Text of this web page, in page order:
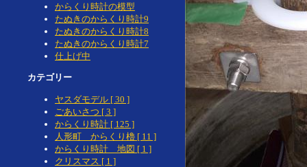
からくり時計の模型
たぬきのからくり時計9
たぬきのからくり時計8
たぬきのからくり時計7
仕上げ中
カテゴリー
ヤスダモデル [ 30 ]
ごあいさつ [ 3 ]
からくり時計 [ 125 ]
人形町 からくり櫓 [ 11 ]
からくり時計 地図 [ 1 ]
クリスマス [ 1 ]